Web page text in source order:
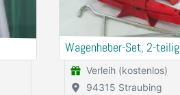
Wagenheber-Set, 2-teilig
Verleih (kostenlos)
94315 Straubing